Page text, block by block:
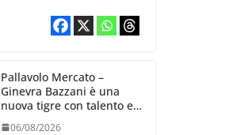
Pallavolo Mercato –
Ginevra Bazzani è una
nuova tigre con talento ed
entusiasmo
06/08/2026